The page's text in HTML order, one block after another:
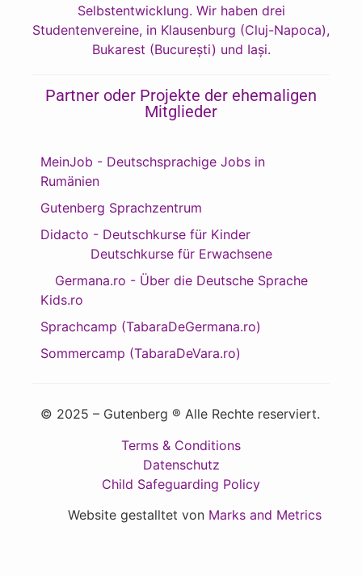
Selbstentwicklung. Wir haben drei
Studentenvereine, in Klausenburg (Cluj-Napoca),
Bukarest (București) und Iași.
Partner oder Projekte der ehemaligen
Mitglieder
MeinJob - Deutschsprachige Jobs in
Rumänien
Gutenberg Sprachzentrum
Didacto - Deutschkurse für Kinder
Deutschkurse für Erwachsene
Germana.ro - Über die Deutsche Sprache
Kids.ro
Sprachcamp (TabaraDeGermana.ro)
Sommercamp (TabaraDeVara.ro)
© 2025 – Gutenberg ® Alle Rechte reserviert.
Terms & Conditions
Datenschutz
Child Safeguarding Policy
Website gestalltet von Marks and Metrics